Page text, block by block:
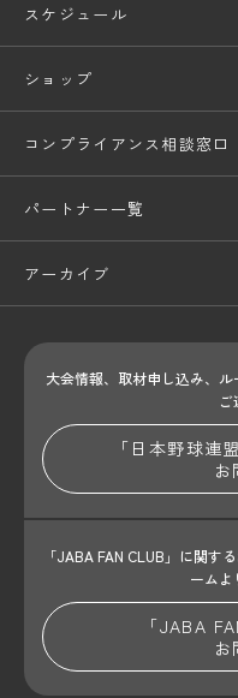
スケジュール
ショップ
コンプライアンス相談窓口
パートナー一覧
アーカイブ
大会情報、取材申し込み、
ご
「日本野球連
「JABA FAN CLUB」に関す
ームよ
「JABA